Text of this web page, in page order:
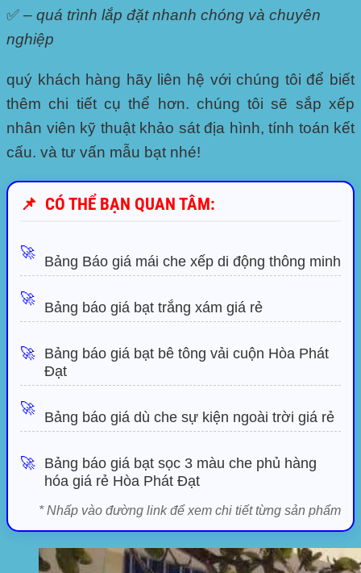
✅ – quá trình lắp đặt nhanh chóng và chuyên
nghiệp
quý khách hàng hãy liên hệ với chúng tôi để biết
thêm chi tiết cụ thể hơn. chúng tôi sẽ sắp xếp
nhân viên kỹ thuật khảo sát địa hình, tính toán kết
cấu. và tư vấn mẫu bạt nhé!
📌 CÓ THỂ BẠN QUAN TÂM:
🚀
Bảng Báo giá mái che xếp di động thông minh
🚀
Bảng báo giá bạt trắng xám giá rẻ
🚀
Bảng báo giá bạt bê tông vải cuộn Hòa Phát
Đạt
🚀
Bảng báo giá dù che sự kiện ngoài trời giá rẻ
🚀
Bảng báo giá bạt sọc 3 màu che phủ hàng
hóa giá rẻ Hòa Phát Đạt
* Nhấp vào đường link để xem chi tiết từng sản phẩm